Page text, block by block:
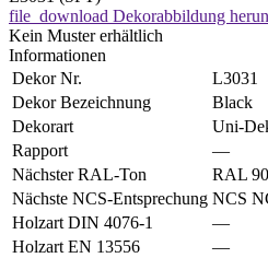
file_download Dekorabbildung
Kein Muster erhältlich
Informationen
Dekor Nr.
L3031
Dekor Bezeichnung
Black
Dekorart
Uni-
Rapport
—
Nächster RAL-Ton
RAL
Nächste NCS-Entsprechung NCS
Holzart DIN 4076-1
—
Holzart EN 13556
—